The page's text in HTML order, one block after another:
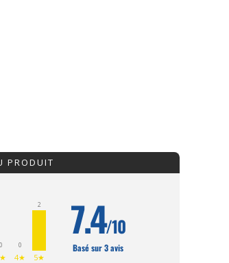
PRODUIT
0 0
4★
2
5★
7.4/10
Basé sur 3 avis